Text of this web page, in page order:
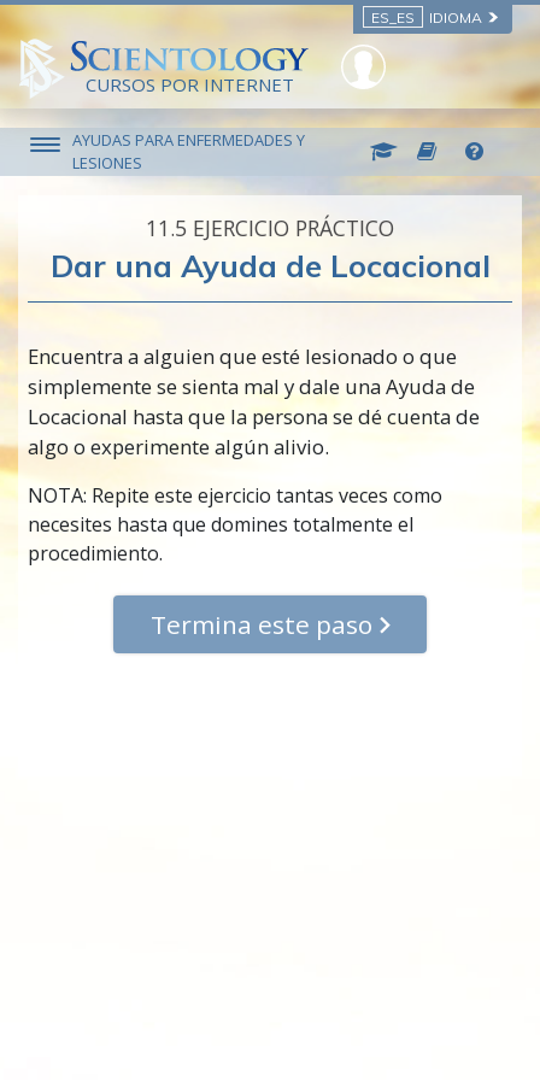
ES_ES IDIOMA
CURSOS POR INTERNET
AYUDAS PARA ENFERMEDADES Y
LESIONES
11.‎5 EJERCICIO PRÁCTICO
Dar una Ayuda de Locacional
Encuentra a alguien que esté lesionado o que
simplemente se sienta mal y dale una Ayuda de
Locacional hasta que la persona se dé cuenta de
algo o experimente algún alivio.
NOTA: Repite este ejercicio tantas veces como
necesites hasta que domines totalmente el
procedimiento.
Termina este paso